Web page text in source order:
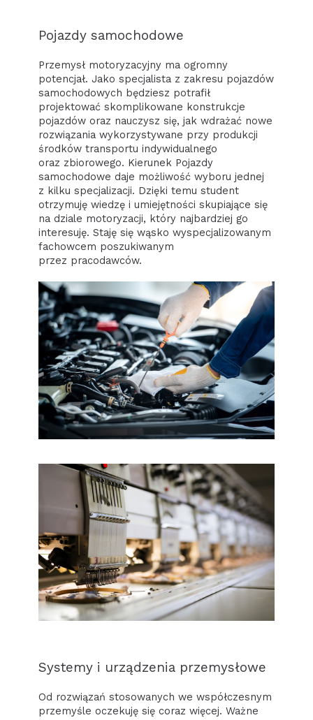
Pojazdy samochodowe
Przemysł motoryzacyjny ma ogromny
potencjał. Jako specjalista z zakresu pojazdów
samochodowych będziesz potrafił
projektować skomplikowane konstrukcje
pojazdów oraz nauczysz się, jak wdrażać nowe
rozwiązania wykorzystywane przy produkcji
środków transportu indywidualnego
oraz zbiorowego. Kierunek Pojazdy
samochodowe daje możliwość wyboru jednej
z kilku specjalizacji. Dzięki temu student
otrzymuję wiedzę i umiejętności skupiające się
na dziale motoryzacji, który najbardziej go
interesuję. Staję się wąsko wyspecjalizowanym
fachowcem poszukiwanym
przez pracodawców.
Systemy i urządzenia przemysłowe
Od rozwiązań stosowanych we współczesnym
przemyśle oczekuję się coraz więcej. Ważne